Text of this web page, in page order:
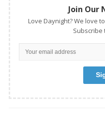
Join Our
Love Daynight? We love
Subscribe